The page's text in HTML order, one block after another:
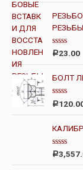
е
н
к
а
и
з
РЕЗЬБЫ
О
е
н
к
а
0
и
з
Р23.00
БОЛТ
О
е
н
к
а
0
и
з
Р
О
Р